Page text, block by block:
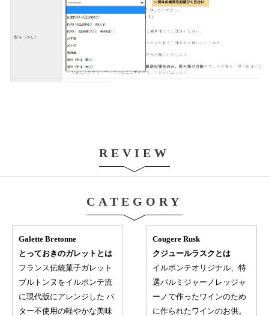
REVIEW
CATEGORY
Galette Bretonne
とっておきのガレットとは
フランス伝統菓子ガレット
ブルトンヌをイルポンテ流
に現代版にアレンジした バ
ター不使用の軽やかな美味
Cougere Rusk
クジュールラスクとは
イルポンテオリジナル、特
選パルミジャーノレッジャ
ーノで作ったワインのため
に作られたワインのお供。